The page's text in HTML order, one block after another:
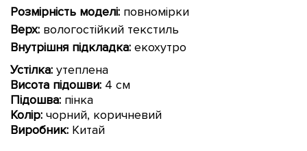
Розмірність моделі: повномірки
Верх: вологостійкий текстиль
Внутрішня підкладка: екохутро
Устілка: утеплена
Висота підошви: 4 см
Підошва: пінка
Колір: чорний, коричневий
Виробник: Китай